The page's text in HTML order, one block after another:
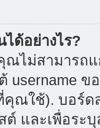
ด้อย่างไร?
ไม่สามารถ
username
ณใช้). บอร์ด
และเพื่อระบุ